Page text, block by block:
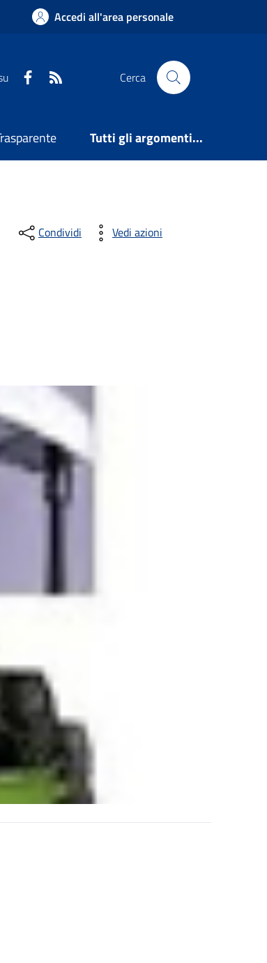
Accedi all'area personale
Facebook Cerca
Tutti gli argomenti...
Condividi Vedi azioni